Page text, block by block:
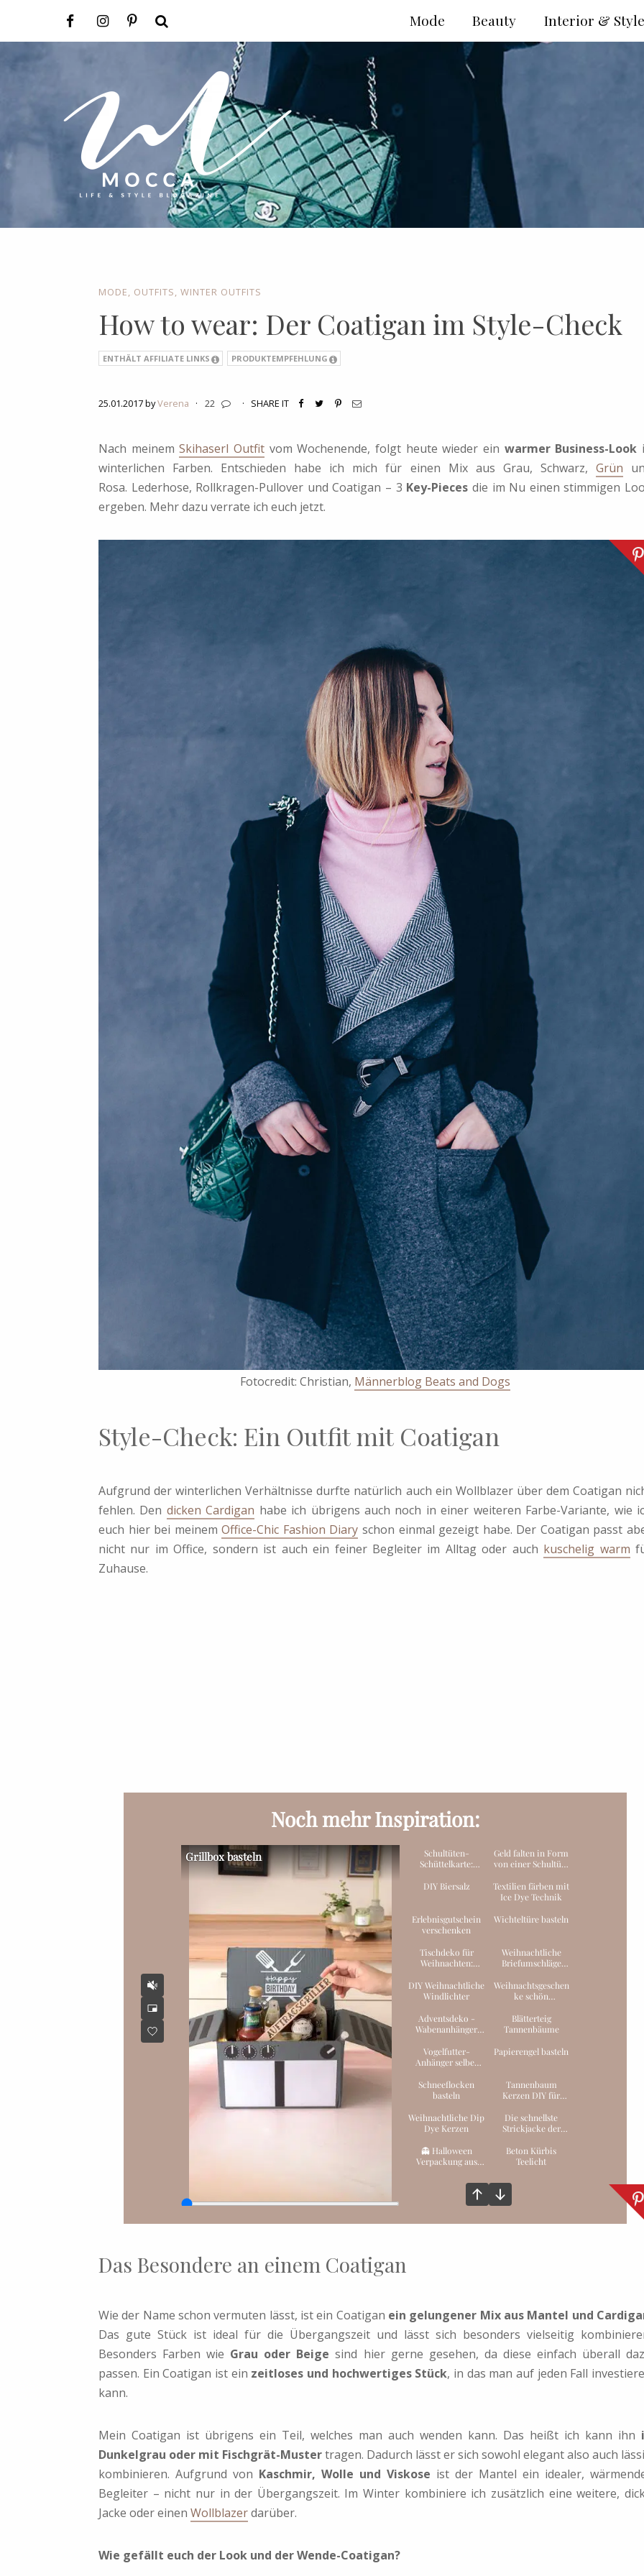
MODE OUTFITS WINTER OUTFITS
How to wear: Der Coatigan im Style-Check
ENTHÄLT AFFILIATE LINKS PRODUKTEMPFEHLUNG
25.01.2017 byVerena · 22 · SHARE IT
Nach meinemSkihaserl Outfit vom Wochenende, folgt heute wieder ein warmer Business-Look
winterlichen Farben. Entschieden habe ich mich für einen Mix aus Grau, Schwarz, Grün
Rosa. Lederhose, Rollkragen-Pullover und Coatigan – 3 Key-Pieces die im Nu einen stimmigen
ergeben. Mehr dazu verrate ich euch jetzt.
Fotocredit: Christian, Männerblog Beats and Dogs
Style-Check: Ein Outfit mit Coatigan
Aufgrund der winterlichen Verhältnisse durfte natürlich auch ein Wollblazer über dem Coatigan
fehlen. Den dicken Cardigan habe ich übrigens auch noch in einer weiteren Farbe-Variante, wie
euch hier bei meinemOffice-Chic Fashion Diary schon einmal gezeigt habe. Der Coatigan passt
nicht nur im Office, sondern ist auch ein feiner Begleiter im Alltag oder auch kuschelig warm
Zuhause.
Das Besondere an einem Coatigan
Wie der Name schon vermuten lässt, ist ein Coatigan ein gelungener Mix aus Mantel und
Das gute Stück ist ideal für die Übergangszeit und lässt sich besonders vielseitig
Besonders Farben wie Grau oder Beige sind hier gerne gesehen, da diese einfach überall
passen. Ein Coatigan ist ein zeitloses und hochwertiges Stück, in das man auf jeden Fall
kann.
Mein Coatigan ist übrigens ein Teil, welches man auch wenden kann. Das heißt ich kann ihn
Dunkelgrau oder mit Fischgrät-Mustertragen. Dadurch lässt er sich sowohl elegant also auch
kombinieren. Aufgrund von Kaschmir, Wolle und Viskose ist der Mantel ein idealer,
Begleiter – nicht nur in der Übergangszeit. Im Winter kombiniere ich zusätzlich eine weitere,
Jacke oder einen Wollblazerdarüber.
Wie gefällt euch der Look und der Wende-Coatigan?
Interior & Style
Beauty
Mode